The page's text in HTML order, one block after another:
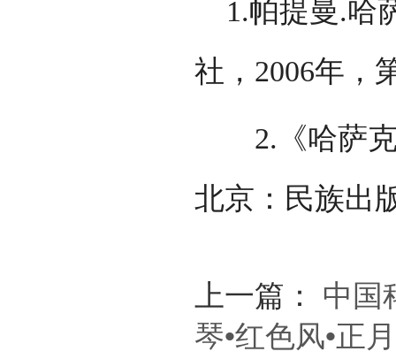
1.帕提曼.哈
社，2006年，
2.《哈萨克
北京：民族出
上一篇： 中国
琴•红色风•正